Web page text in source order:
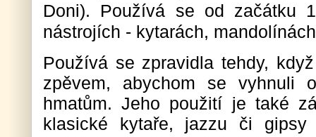
Doni). Používá se od začátku
nástrojích - kytarách,
Používá se zpravidla tehdy,
zpěvem, abychom se vyhnuli
hmatům. Jeho použití je také
klasické kytaře, jazzu či gipsy